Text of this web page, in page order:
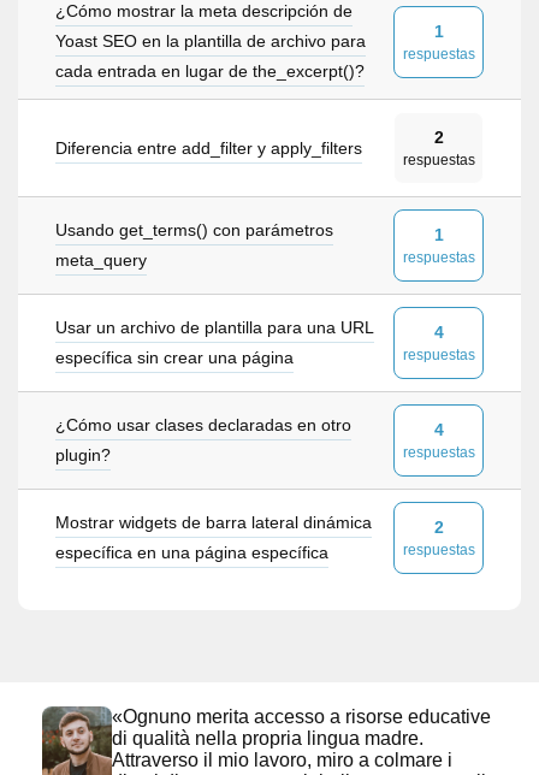
¿Cómo mostrar la meta descripción de
Yoast SEO en la plantilla de archivo para
cada entrada en lugar de the_excerpt()?
1
respuestas
Diferencia entre add_filter y apply_filters
2
respuestas
Usando get_terms() con parámetros
meta_query
1
respuestas
Usar un archivo de plantilla para una URL
específica sin crear una página
4
respuestas
¿Cómo usar clases declaradas en otro
plugin?
4
respuestas
Mostrar widgets de barra lateral dinámica
específica en una página específica
2
respuestas
«Ognuno merita accesso a risorse educative
di qualità nella propria lingua madre.
Attraverso il mio lavoro, miro a colmare i